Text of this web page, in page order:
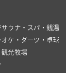
サウナ・スパ・銭湯
オケ・ダーツ・卓球
観光牧場